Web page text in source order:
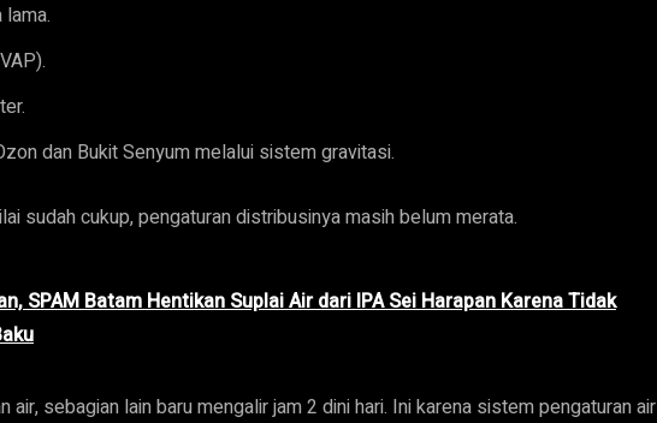
dan Bukit Senyum melalui sistem gravitasi.
sudah cukup, pengaturan distribusinya masih belum merata.
SPAM Batam Hentikan Suplai Air dari IPA Sei Harapan Karena Tidak
air, sebagian lain baru mengalir jam 2 dini hari. Ini karena sistem pengaturan air